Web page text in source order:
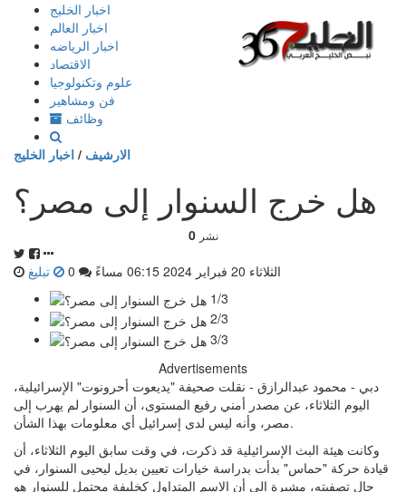
إذهب
المحتوى
اخبار الخليج
اخبار العالم
اخبار الرياضه
الاقتصاد
علوم وتكنولوجيا
فن ومشاهير
وظائف
الارشيف / اخبار الخليج
هل خرج السنوار إلى مصر؟
0 نشر
الثلاثاء 20 فبراير 2024 06:15 مساءً
تبليغ
1/3
2/3
3/3
Advertisements
دبي - محمود عبدالرازق - نقلت صحيفة "يديعوت أحرونوت" الإسرائيلية،
اليوم الثلاثاء، عن مصدر أمني رفيع المستوى، أن السنوار لم يهرب إلى
مصر، وأنه ليس لدى إسرائيل أي معلومات بهذا الشأن.
وكانت هيئة البث الإسرائيلية قد ذكرت، في وقت سابق اليوم الثلاثاء، أن
قيادة حركة "حماس" بدأت بدراسة خيارات تعيين بديل ليحيى السنوار، في
حال تصفيته، مشيرة إلى أن الاسم المتداول كخليفة محتمل للسنوار هو